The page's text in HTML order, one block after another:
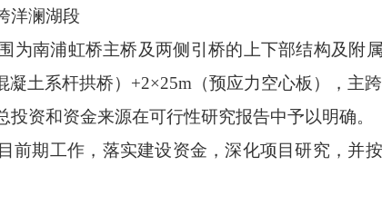
洋澜湖段
南浦虹桥主桥及两侧引桥的上下部结构及附
土系杆拱桥）+2×25m（预应力空心板），主
资和资金来源在可行性研究报告中予以明确。
期工作，落实建设资金，深化项目研究，并